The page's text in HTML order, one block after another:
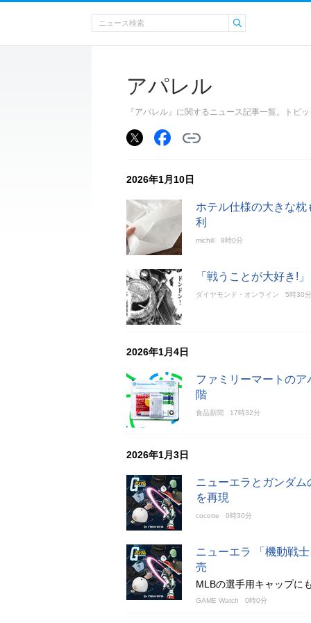
アパレル
『アパレル』に関するニュース記事一覧。トピ
2026年1月10日
ホテル仕様の大きな
利
michill 8時0分
「戦うことが大好き!
ダイヤモンド・オンライン 5時30分
2026年1月4日
ファミリーマートの
階
食品新聞 17時32分
2026年1月3日
ニューエラとガンダ
を再現
cocotte 0時30分
ニューエラ 「機動戦
売
MLBの選手用キャップに
GAME Watch 0時0分